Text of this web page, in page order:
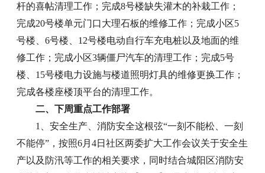
杆的喜帖清理工作；完成8号楼缺失灌木的补栽工作；
完成20号楼单元门口大理石板的维修工作；完成小区5
号楼、6号楼、12号楼电动自行车充电桩以及地面的维
修工作；完成小区3辆僵尸汽车的清理工作；完成5号
楼、15号楼电力设施与楼道照明灯具的维修更换工作；
完成各楼座楼顶平台的清理工作。
二、下周重点工作部署
1、安全生产、消防安全这根弦“一刻不能松、一刻
不能停”，按照6月4日社区两委扩大工作会议关于安全生
产以及防汛等工作的相关要求，同时结合城阳区消防安